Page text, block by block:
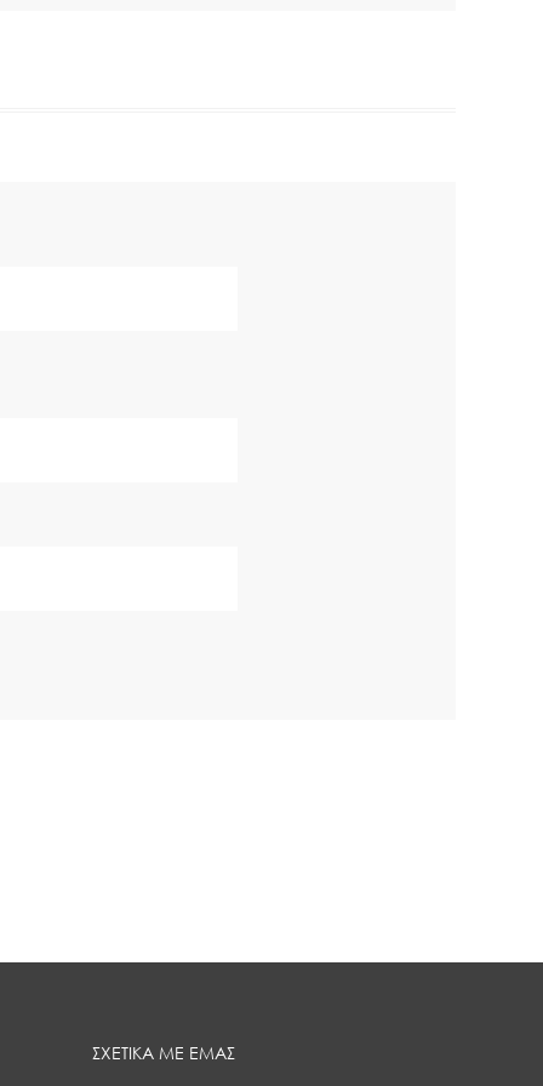
ΣΧΕΤΙΚΑ ΜΕ ΕΜΑΣ